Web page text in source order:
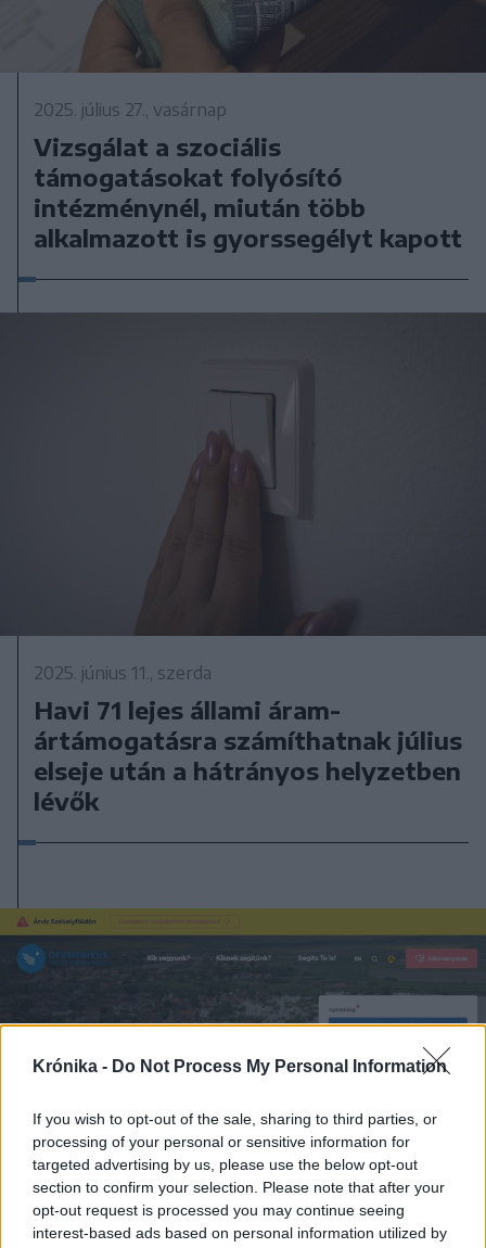
Krónika - Do Not Process My Personal Information
If you wish to opt-out of the sale, sharing to third parties, or
processing of your personal or sensitive information for
targeted advertising by us, please use the below opt-out
section to confirm your selection. Please note that after your
opt-out request is processed you may continue seeing
interest-based ads based on personal information utilized by
2025. július 27., vasárnap
Vizsgálat a szociális
támogatásokat folyósító
intézménynél, miután több
alkalmazott is gyorssegélyt kapott
2025. június 11., szerda
Havi 71 lejes állami áram-
ártámogatásra számíthatnak július
elseje után a hátrányos helyzetben
lévők
2025. június 07., szombat
Újabb segélyszállítmányokat juttat